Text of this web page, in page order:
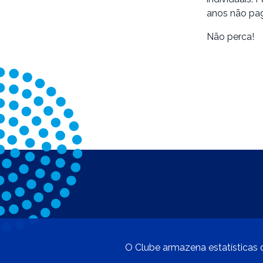
anos não
Não perca!
O Clube armazena estatísticas